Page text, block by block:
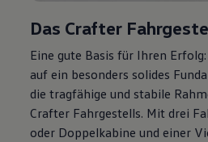
Das Crafter
Eine gute Basis für Ihren
auf ein besonders solides
die tragfähige und stabile
Crafter Fahrgestells. Mit drei
oder Doppelkabine und einer